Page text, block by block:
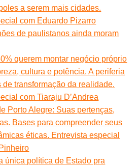
a serem mais cidades.
com Eduardo Pizarro
de paulistanos ainda moram
querem montar negócio próprio
cultura e potência. A periferia
de transformação da realidade.
com Tiaraju D’Andrea
Porto Alegre: Suas pertenças,
Bases para compreender seus
éticas. Entrevista especial
única política de Estado pra